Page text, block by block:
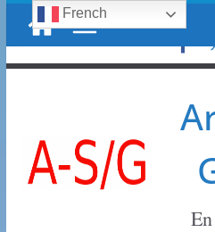
Passer
contenu
jeudi, 6
French